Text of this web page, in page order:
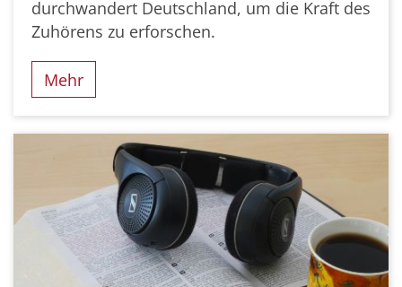
durchwandert Deutschland, um die Kraft des
Zuhörens zu erforschen.
Mehr